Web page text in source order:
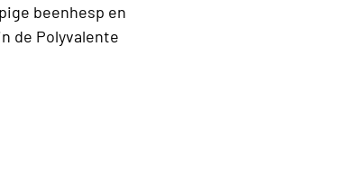
beenhesp en
de Polyvalente